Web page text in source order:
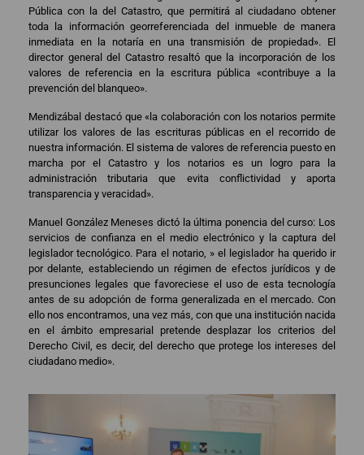
Pública con la del Catastro, que permitirá al ciudadano obtener
toda la información georreferenciada del inmueble de manera
inmediata en la notaría en una transmisión de propiedad». El
director general del Catastro resaltó que la incorporación de los
valores de referencia en la escritura pública «contribuye a la
prevención del blanqueo».
Mendizábal destacó que «la colaboración con los notarios permite
utilizar los valores de las escrituras públicas en el recorrido de
nuestra información. El sistema de valores de referencia puesto en
marcha por el Catastro y los notarios es un logro para la
administración tributaria que evita conflictividad y aporta
transparencia y veracidad».
Manuel González Meneses dictó la última ponencia del curso: Los
servicios de confianza en el medio electrónico y la captura del
legislador tecnológico. Para el notario, » el legislador ha querido ir
por delante, estableciendo un régimen de efectos jurídicos y de
presunciones legales que favoreciese el uso de esta tecnología
antes de su adopción de forma generalizada en el mercado. Con
ello nos encontramos, una vez más, con que una institución nacida
en el ámbito empresarial pretende desplazar los criterios del
Derecho Civil, es decir, del derecho que protege los intereses del
ciudadano medio».